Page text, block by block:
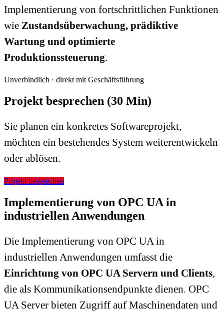
Implementierung von fortschrittlichen Funktionen
wie Zustandsüberwachung, prädiktive
Wartung und optimierte
Produktionssteuerung
Unverbindlich · direkt mit Geschäftsführung
Projekt besprechen (30 Min)
Sie planen ein konkretes Softwareprojekt,
möchten ein bestehendes System weiterentwickeln
oder ablösen.
Projekt besprechen
Implementierung von OPC UA in
industriellen Anwendungen
Die Implementierung von OPC UA in
industriellen Anwendungen umfasst die
Einrichtung von OPC UA Servern und Clients
die als Kommunikationsendpunkte dienen. OPC
UA Server bieten Zugriff auf Maschinendaten und